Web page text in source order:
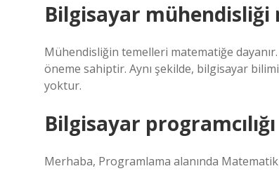
Bilgisayar
Mühendisliğin temelleri matematiğe
öneme sahiptir. Aynı şekilde, bilgisayar
yoktur.
Bilgisayar
Merhaba, Programlama alanında